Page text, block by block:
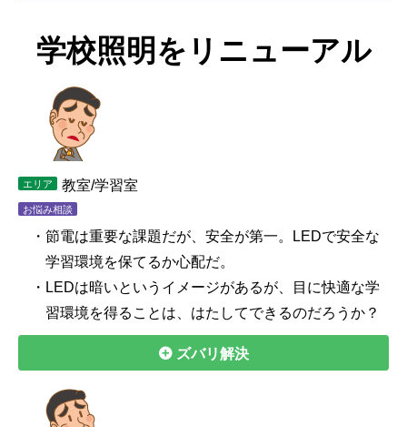
学校照明をリニューアル
エリア 教室/学習室
お悩み相談
・節電は重要な課題だが、安全が第一。LEDで安全な
学習環境を保てるか心配だ。
・LEDは暗いというイメージがあるが、目に快適な学
習環境を得ることは、はたしてできるのだろうか？
ズバリ解決